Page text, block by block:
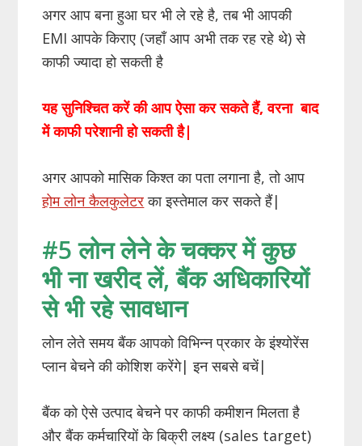
अगर आप बना हुआ घर भी ले रहे है, तब भी आपकी
EMI आपके किराए (जहाँ आप अभी तक रह रहे थे) से
काफी ज्यादा हो सकती है
यह सुनिश्चित करें की आप ऐसा कर सकते हैं, वरना बाद
में काफी परेशानी हो सकती है|
अगर आपको मासिक किश्त का पता लगाना है, तो आप
होम लोन कैलकुलेटरका इस्तेमाल कर सकते हैं|
#5 लोन लेने के चक्कर में कुछ
भी ना खरीद लें, बैंक अधिकारियों
से भी रहे सावधान
लोन लेते समय बैंक आपको विभिन्न प्रकार के इंश्योरेंस
प्लान बेचने की कोशिश करेंगे| इन सबसे बचें|
बैंक को ऐसे उत्पाद बेचने पर काफी कमीशन मिलता है
और बैंक कर्मचारियों के बिक्री लक्ष्य (sales target)